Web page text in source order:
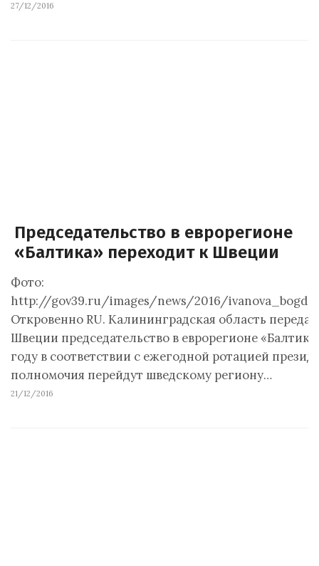
27/12/2016
Председательство в еврорегионе
«Балтика» переходит к Швеции
Фото:
http://gov39.ru/images/news/2016/
Откровенно RU. Калининградская область
Швеции председательство в еврорегионе
году в соответствии с ежегодной ротацией
полномочия перейдут шведскому региону…
21/12/2016